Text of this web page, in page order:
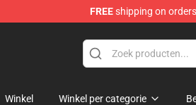
FREEshipping on
Winkel Winkel per categorie